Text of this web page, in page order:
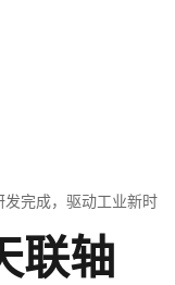
完成，驱动工业新时
联轴